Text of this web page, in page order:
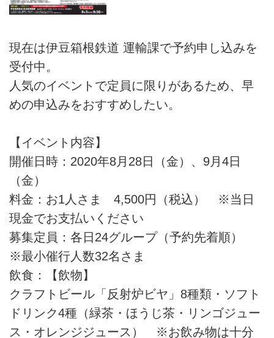
現在は伊豆箱根鉄道 運輸課で予約申し込みを
受付中。
人気のイベントで定員に限りがあるため、早
めの申込みをおすすめしたい。
【イベント内容】
開催日時：2020年8月28日（金）、9月4日
（金）
料金：お1人さま 4,500円（税込） ※当日
現金でお支払いください
募集定員：各日24グループ（予約先着順）
※最小催行人数32名さま
飲食：【飲物】
クラフトビール「反射炉ビヤ」8種類・ソフト
ドリンク4種（緑茶・ほうじ茶・リンゴジュー
ス・オレンジジュース） ※お飲み物は十分